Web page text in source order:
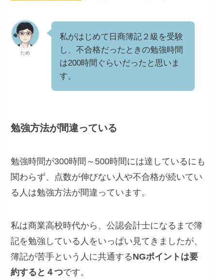
ため
私がはじめて日商簿記２級を受験
し、不合格だったときの勉強時間
は200時間ぐらいだったと思いま
す。
勉強方法が間違っている
勉強時間が300時間～500時間には達しているにも
関わらず、点数が伸びない人や不合格が続いてい
る人は勉強方法が間違っています。
私は商業高校時代から、公認会計士になるまで簿
記を勉強している人をいっぱい見てきましたが、
簿記が苦手という人に共通するNGポイントは要
約すると４つです。